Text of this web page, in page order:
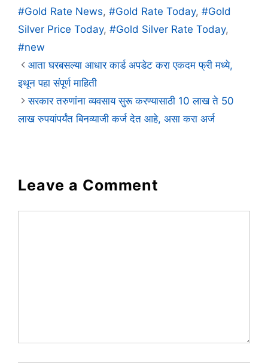
#Gold Rate News, #Gold Rate Today, #Gold
Silver Price Today, #Gold Silver Rate Today,
#new
आता घरबसल्या आधार कार्ड अपडेट करा एकदम फ्री मध्ये,
इथून पहा संपूर्ण माहिती
सरकार तरुणांना व्यवसाय सुरू करण्यासाठी 10 लाख ते 50
लाख रुपयांपर्यंत बिनव्याजी कर्ज देत आहे, असा करा अर्ज
Leave a Comment